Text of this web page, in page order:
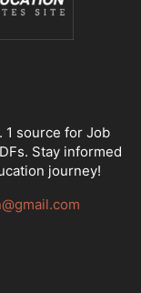
1 source for Job
Stay informed
journey!